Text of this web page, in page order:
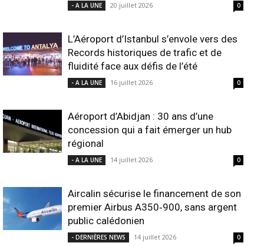
- A LA UNE 20 juillet 2026 0
L’Aéroport d’Istanbul s’envole vers des
Records historiques de trafic et de
fluidité face aux défis de l’été
- A LA UNE 16 juillet 2026 0
Aéroport d’Abidjan : 30 ans d’une
concession qui a fait émerger un hub
régional
- A LA UNE 14 juillet 2026 0
Aircalin sécurise le financement de son
premier Airbus A350‑900, sans argent
public calédonien
- DERNIÈRES NEWS 14 juillet 2026 0